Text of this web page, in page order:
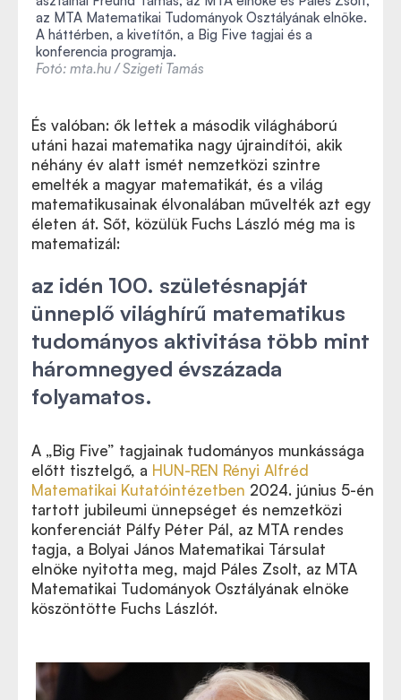
az MTA Matematikai Tudományok Osztályának elnöke.
A háttérben, a kivetítőn, a Big Five tagjai és a
konferencia programja.
Fotó: mta.hu / Szigeti Tamás
És valóban: ők lettek a második világháború
utáni hazai matematika nagy újraindítói, akik
néhány év alatt ismét nemzetközi szintre
emelték a magyar matematikát, és a világ
matematikusainak élvonalában művelték azt egy
életen át. Sőt, közülük Fuchs László még ma is
matematizál:
az idén 100. születésnapját
ünneplő világhírű matematikus
tudományos aktivitása több mint
háromnegyed évszázada
folyamatos.
A „Big Five” tagjainak tudományos munkássága
előtt tisztelgő, a HUN-REN Rényi Alfréd
Matematikai Kutatóintézetben 2024. június 5-én
tartott jubileumi ünnepséget és nemzetközi
konferenciát Pálfy Péter Pál, az MTA rendes
tagja, a Bolyai János Matematikai Társulat
elnöke nyitotta meg, majd Páles Zsolt, az MTA
Matematikai Tudományok Osztályának elnöke
köszöntötte Fuchs Lászlót.